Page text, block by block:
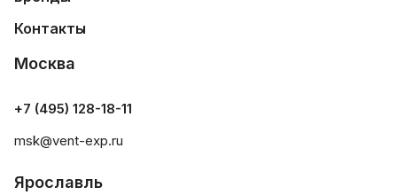
Контакты
Москва
+7 (495) 128-18-11
msk@vent-exp.ru
Ярославль